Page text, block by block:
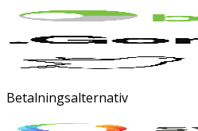
Betalningsalternativ